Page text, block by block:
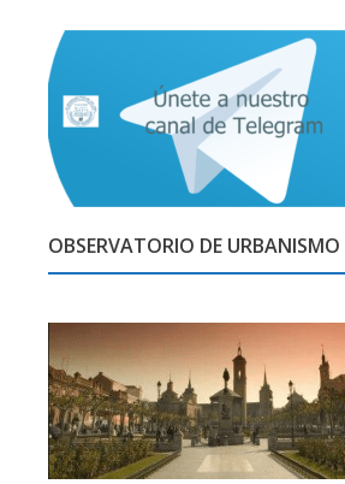
OBSERVATORIO DE URBANISMO